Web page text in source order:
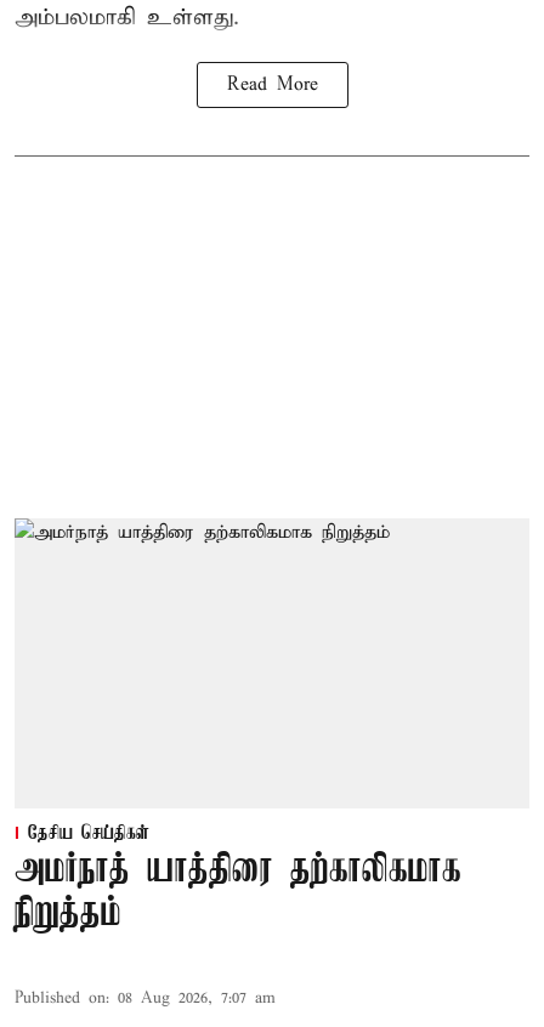
அம்பலமாகி உள்ளது.
Read More
தேசிய செய்திகள்
அமர்நாத் யாத்திரை தற்காலிகமாக
நிறுத்தம்
Published on: 08 Aug 2026, 7:07 am